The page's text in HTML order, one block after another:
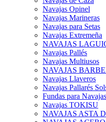
Navajas Opinel
Navajas Marineras
Navajas para Setas
Navajas Extremeña
NAVAJAS
Navajas Pallés
Navajas Multiusos
NAVAJAS
Navajas Llaveros
Navajas Pallarés
Fundas para Navajas
Navajas TOKISU
NAVAJAS ASTA